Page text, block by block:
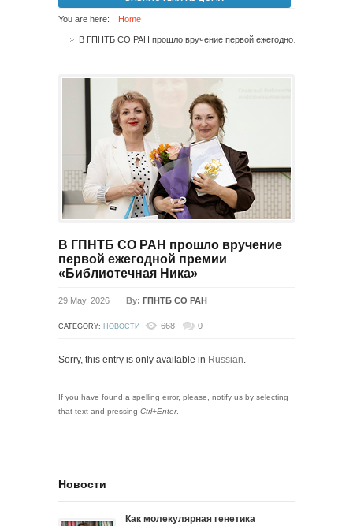
You are here: Home
В ГПНТБ СО РАН прошло вручение
первой ежегодной премии
«Библиотечная Ника»
29 May, 2026 By: ГПНТБ СО РАН
CATEGORY: НОВОСТИ 668 0
Sorry, this entry is only available in Russian.
If you have found a spelling error, please, notify us by selecting
that text and pressing Ctrl+Enter.
Новости
Как молекулярная генетика